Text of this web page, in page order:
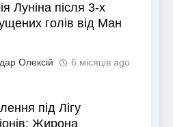
Луніна після 3-х
голів від Ман
Олексій 6 місяців ago
під Лігу
Жирона